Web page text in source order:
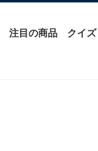
注目の商品 クイズ